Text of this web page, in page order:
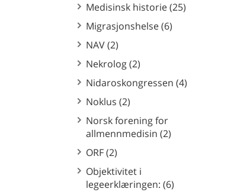
Medisinsk historie (25)
Migrasjonshelse (6)
NAV (2)
Nekrolog (2)
Nidaroskongressen (4)
Noklus (2)
Norsk forening for
allmennmedisin (2)
ORF (2)
Objektivitet i
legeerklæringen: (6)